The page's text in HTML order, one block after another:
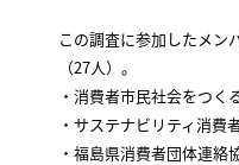
この調査に参加したメン
（27人）。
・消費者市民社会をつく
・サステナビリティ消費
・福島県消費者団体連絡